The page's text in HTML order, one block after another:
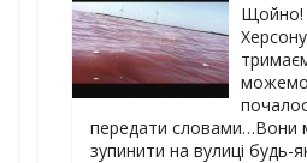
Щойно!
передати словами…Вони
зупинити на вулиці будь-